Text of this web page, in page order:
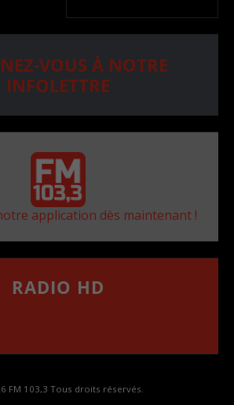
VOUS À NOTRE
INFOLETTRE
application dès maintenant !
RADIO HD
FM 103,3 Tous droits réservés.